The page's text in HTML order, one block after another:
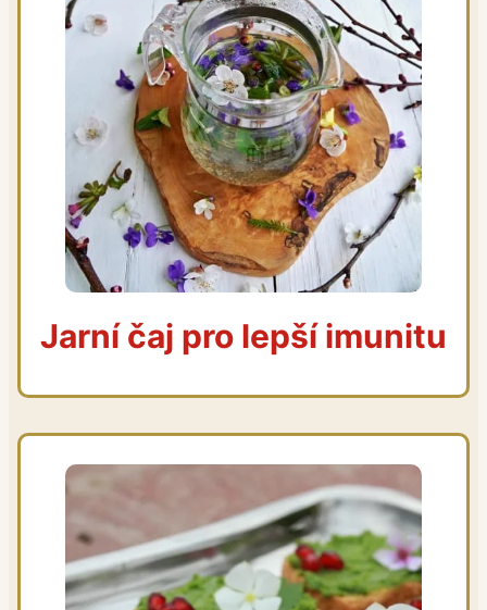
Jarní čaj pro lepší imunitu